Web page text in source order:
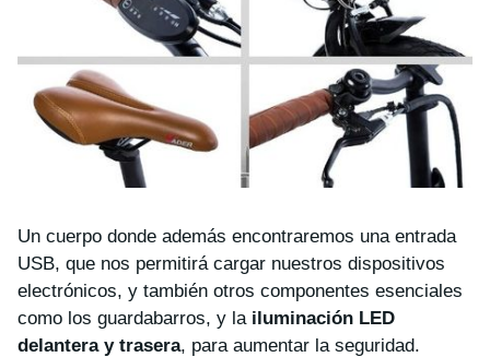
Un cuerpo donde además encontraremos una entrada
USB, que nos permitirá cargar nuestros dispositivos
electrónicos, y también otros componentes esenciales
como los guardabarros, y la iluminación LED
delantera y trasera, para aumentar la seguridad.